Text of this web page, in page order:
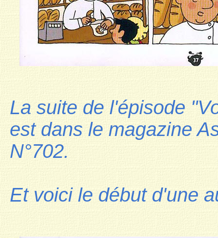
La suite de l'épisode
est dans le magazine
N°702.
Et voici le début d'une